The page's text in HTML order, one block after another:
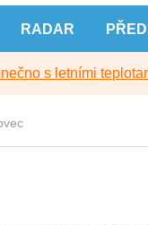
RADAR
s letními